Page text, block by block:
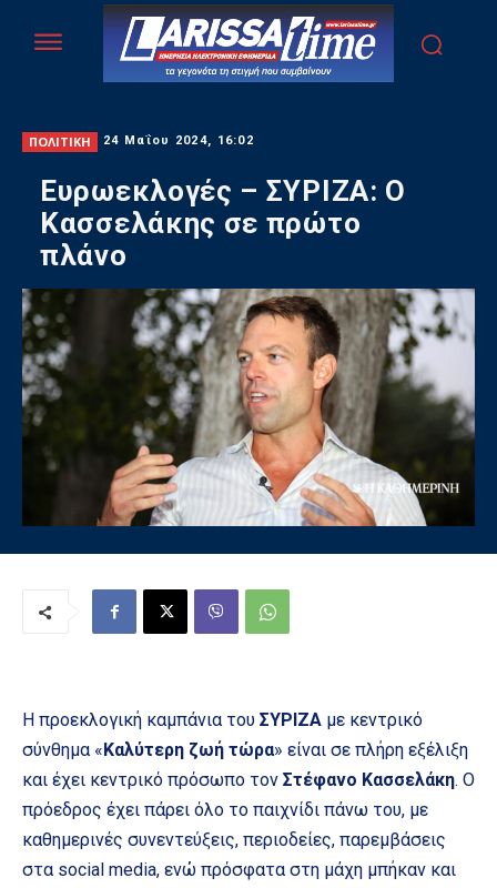
ΠΟΛΙΤΙΚΗ 24 Μαΐου 2024, 16:02
Ευρωεκλογές – ΣΥΡΙΖΑ: Ο
Κασσελάκης σε πρώτο
πλάνο
Η προεκλογική καμπάνια του ΣΥΡΙΖΑ με κεντρικό
σύνθημα « Καλύτερη ζωή τώρα» είναι σε πλήρη εξέλιξη
και έχει κεντρικό πρόσωπο τον Στέφανο Κασσελάκη. Ο
πρόεδρος έχει πάρει όλο το παιχνίδι πάνω του, με
καθημερινές συνεντεύξεις, περιοδείες, παρεμβάσεις
στα social media, ενώ πρόσφατα στη μάχη μπήκαν και